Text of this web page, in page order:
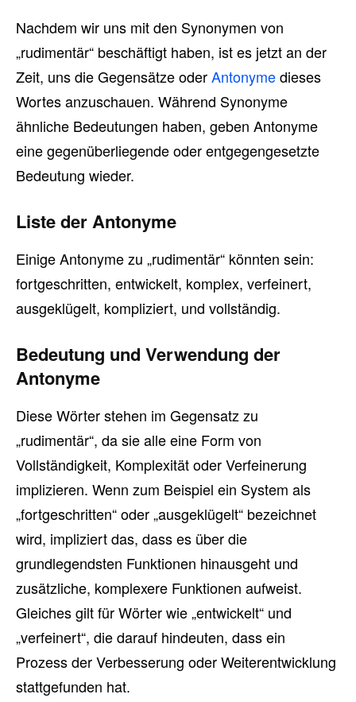
Nachdem wir uns mit den Synonymen von
„rudimentär“ beschäftigt haben, ist es jetzt an der
Zeit, uns die Gegensätze oderAntonymedieses
Wortes anzuschauen. Während Synonyme
ähnliche Bedeutungen haben, geben Antonyme
eine gegenüberliegende oder entgegengesetzte
Bedeutung wieder.
Liste der Antonyme
Einige Antonyme zu „rudimentär“ könnten sein:
fortgeschritten, entwickelt, komplex, verfeinert,
ausgeklügelt, kompliziert, und vollständig.
Bedeutung und Verwendung der
Antonyme
Diese Wörter stehen im Gegensatz zu
„rudimentär“, da sie alle eine Form von
Vollständigkeit, Komplexität oder Verfeinerung
implizieren. Wenn zum Beispiel ein System als
„fortgeschritten“ oder „ausgeklügelt“ bezeichnet
wird, impliziert das, dass es über die
grundlegendsten Funktionen hinausgeht und
zusätzliche, komplexere Funktionen aufweist.
Gleiches gilt für Wörter wie „entwickelt“ und
„verfeinert“, die darauf hindeuten, dass ein
Prozess der Verbesserung oder Weiterentwicklung
stattgefunden hat.